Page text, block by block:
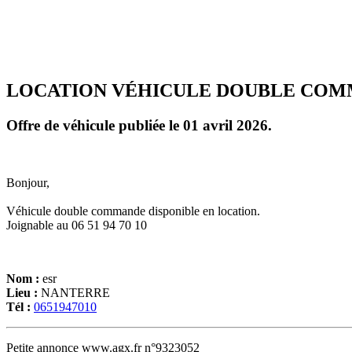
LOCATION VÉHICULE DOUBLE
Offre de véhicule publiée le 01 avril 2026.
Bonjour,
Véhicule double commande disponible en location.
Joignable au 06 51 94 70 10
Nom : esr
Lieu : NANTERRE
Tél : 0651947010
Petite annonce www.agx.fr n°9323052